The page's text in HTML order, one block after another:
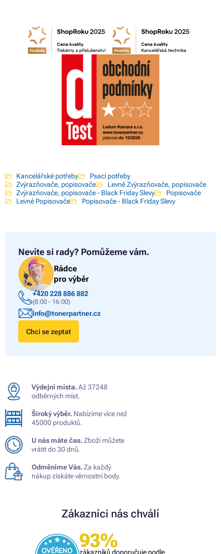
Kancelářské potřeby
Psací potřeby
Zvýrazňovače, popisovače
Levné Zvýrazňovače, popisovače
Zvýrazňovače, popisovače - Black Friday Slevy
Popisovače
Levné Popisovače
Popisovače - Black Friday Slevy
Nevíte si rady? Pomůžeme vám.
Rádce
pro výběr
+420 228 886 882
(8:00 - 16:00)
info@tonerpartner.cz
Chci se zeptat
Výdejní místa.Až 37248
odběrných míst.
Široký výběr. Nabízíme více než
45000 produktů.
U nás máte čas.Zboží můžete
vrátit do 30 dnů.
Odměníme Vás.Za každý
nákup získáte věrnostní body.
Zákazníci nás chválí
93%
zákazníků doporučuje podle